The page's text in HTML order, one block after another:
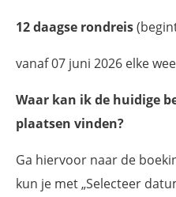
12 daagse rondreis
vanaf 07 juni 2026 elke
Waar kan ik de huidige
plaatsen vinden?
Ga hiervoor naar de
kun je met „Selecteer